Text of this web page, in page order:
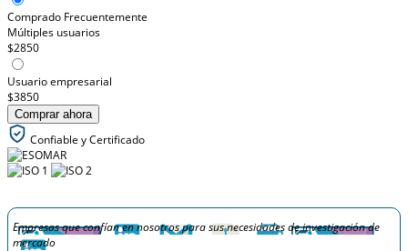
Comprado Frecuentemente
Múltiples usuarios
$2850
Usuario empresarial
$3850
Comprar ahora
Confiable y Certificado
Empresas que confían en nosotros para sus necesidades de investigación de
mercado